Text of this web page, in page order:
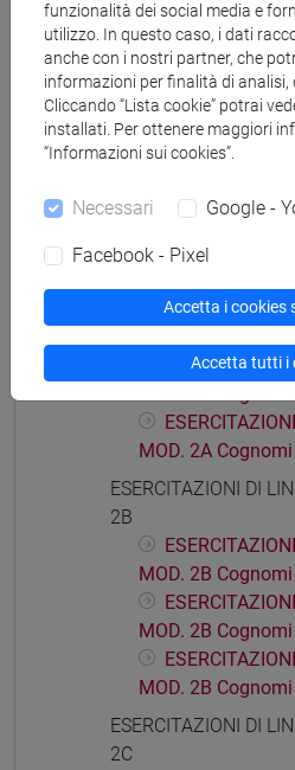
ESERCITAZIONI DI
1D
MOD. 1D
MOD. 1D Cognomi
ESERCITAZIONI DI
MOD. 2A
ESERCITAZIONI DI
2B
MOD. 2B Cognomi
MOD. 2B Cognomi
MOD. 2B
ESERCITAZIONI DI
2C
funzionalità dei social media e
utilizzo. In questo caso, i dati
anche con i nostri partner, che
informazioni per finalità di analisi,
Cliccando “Lista cookie” potrai
installati. Per ottenere maggiori
“Informazioni sui cookies”.
Necessari Google -
Facebook - Pixel
Accetta i cookies
Accetta tutti i